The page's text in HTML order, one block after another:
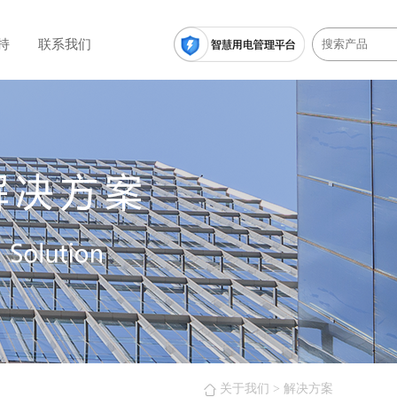
联系我们
关于我们 > 解决方案